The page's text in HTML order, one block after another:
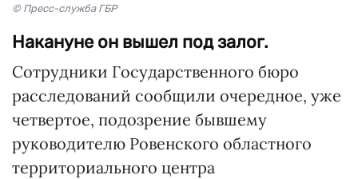
© Пресс-служба ГБР
Накануне он вышел под залог.
Сотрудники Государственного бюро
расследований сообщили очередное, уже
четвертое, подозрение бывшему
руководителю Ровенского областного
территориального центра